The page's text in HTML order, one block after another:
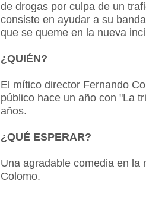
de drogas por culpa de un
consiste en ayudar a su
que se queme en la nueva
¿QUIÉN?
El mítico director Fernando
público hace un año con "La
años.
¿QUÉ ESPERAR?
Una agradable comedia en la
Colomo.